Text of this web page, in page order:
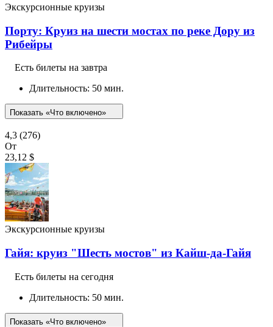
Экскурсионные круизы
Порту: Круиз на шести мостах по реке Дору из
Рибейры
Есть билеты на завтра
Длительность: 50 мин.
Показать «Что включено»
4,3 (276)
От
23,12 $
Экскурсионные круизы
Гайя: круиз "Шесть мостов" из Кайш-да-Гайя
Есть билеты на сегодня
Длительность: 50 мин.
Показать «Что включено»